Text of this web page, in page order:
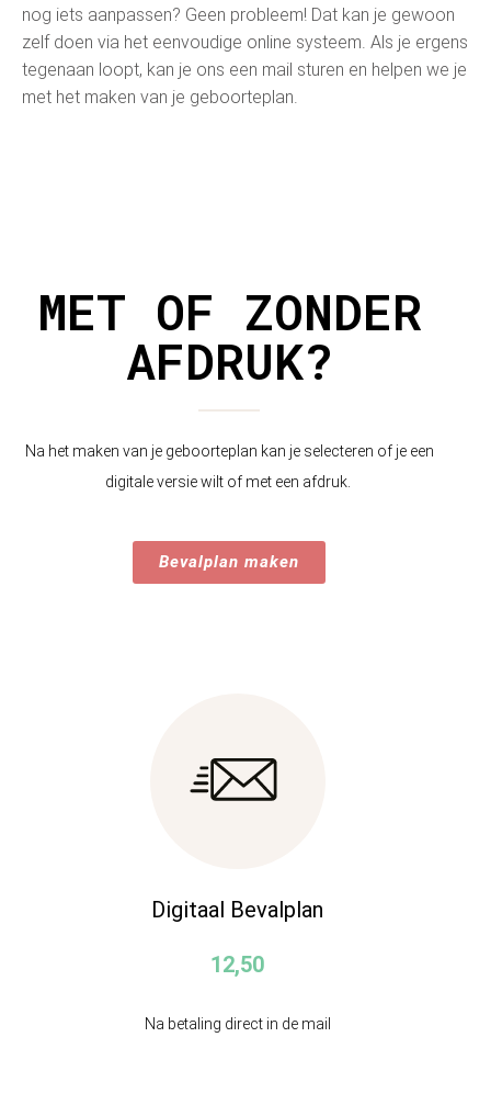
nog iets aanpassen? Geen probleem! Dat kan je gewoon
zelf doen via het eenvoudige online systeem. Als je ergens
tegenaan loopt, kan je ons een mail sturen en helpen we je
met het maken van je geboorteplan.
MET OF ZONDER
AFDRUK?
Na het maken van je geboorteplan kan je selecteren of je een
digitale versie wilt of met een afdruk.
Bevalplan maken
Digitaal Bevalplan
12,50
Na betaling direct in de mail